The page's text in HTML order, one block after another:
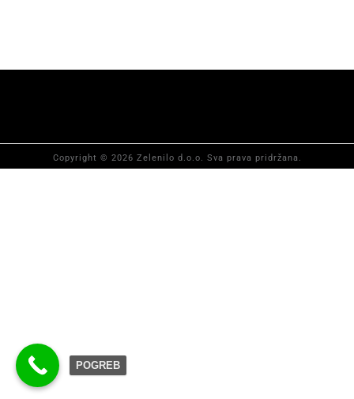
Copyright © 2026 Zelenilo d.o.o. Sva prava pridržana.
POGREB